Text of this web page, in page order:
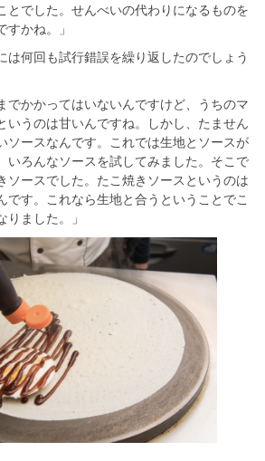
とでした。せんべいの代わりになるものを
かね。」
何回も試行錯誤を繰り返したのでしょう
でかかってはいないんですけど、うちのマ
いうのは甘いんですね。しかし、たません
ソースなんです。これでは生地とソースが
いろんなソースを試してみました。そこで
ソースでした。たこ焼きソースというのは
です。これなら生地と合うということでこ
ました。」